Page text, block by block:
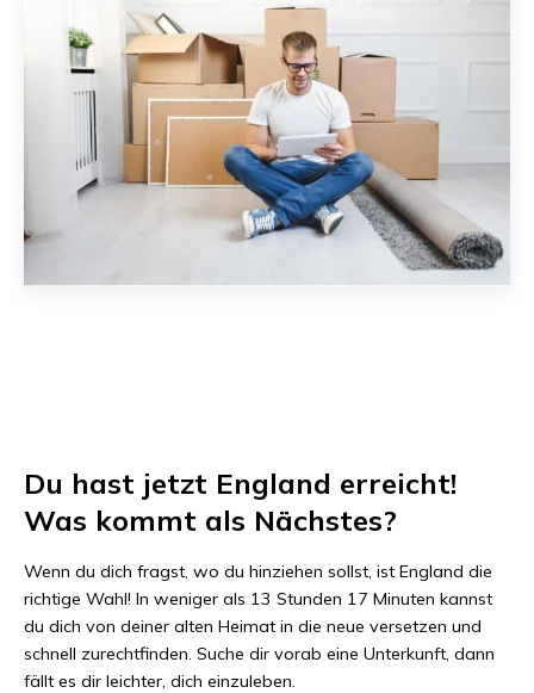
Du hast jetzt England erreicht!
Was kommt als Nächstes?
Wenn du dich fragst, wo du hinziehen sollst, ist England die
richtige Wahl! In weniger als 13 Stunden 17 Minuten kannst
du dich von deiner alten Heimat in die neue versetzen und
schnell zurechtfinden. Suche dir vorab eine Unterkunft, dann
fällt es dir leichter, dich einzuleben.